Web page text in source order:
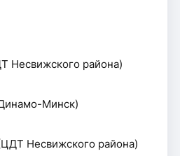
Несвижского района)
Минск)
Несвижского района)